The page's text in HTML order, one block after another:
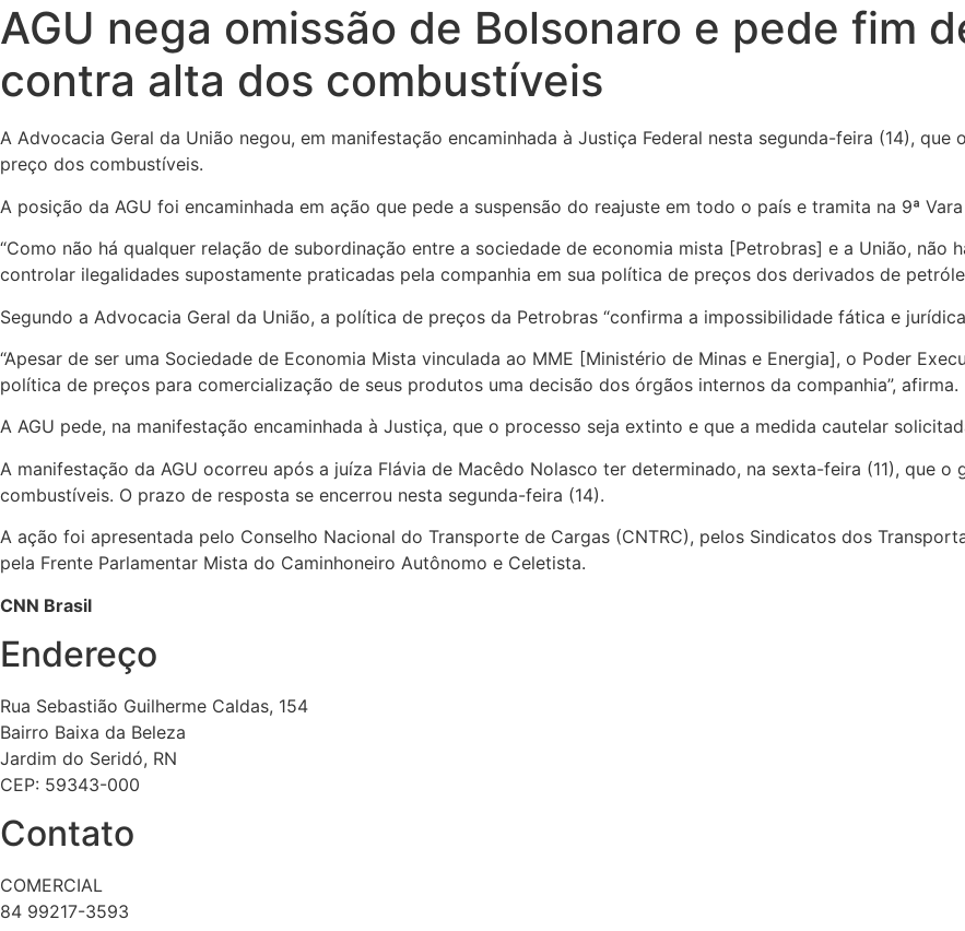
AGU nega omissão de Bolsonaro e pede fim
contra alta dos combustíveis
A Advocacia Geral da União negou, em manifestação encaminhada à Justiça Federal nesta segunda-feira (14),
preço dos combustíveis.
A posição da AGU foi encaminhada em ação que pede a suspensão do reajuste em todo o país e tramita na 9ª
“Como não há qualquer relação de subordinação entre a sociedade de economia mista [Petrobras] e a União, não
controlar ilegalidades supostamente praticadas pela companhia em sua política de preços dos derivados de
Segundo a Advocacia Geral da União, a política de preços da Petrobras “confirma a impossibilidade fática e
“Apesar de ser uma Sociedade de Economia Mista vinculada ao MME [Ministério de Minas e Energia], o Poder
política de preços para comercialização de seus produtos uma decisão dos órgãos internos da companhia”, afirma.
A AGU pede, na manifestação encaminhada à Justiça, que o processo seja extinto e que a medida cautelar
A manifestação da AGU ocorreu após a juíza Flávia de Macêdo Nolasco ter determinado, na sexta-feira (11), que
combustíveis. O prazo de resposta se encerrou nesta segunda-feira (14).
A ação foi apresentada pelo Conselho Nacional do Transporte de Cargas (CNTRC), pelos Sindicatos dos
pela Frente Parlamentar Mista do Caminhoneiro Autônomo e Celetista.
CNN Brasil
Endereço
Rua Sebastião Guilherme Caldas, 154
Bairro Baixa da Beleza
Jardim do Seridó, RN
CEP: 59343-000
Contato
COMERCIAL
84 99217-3593